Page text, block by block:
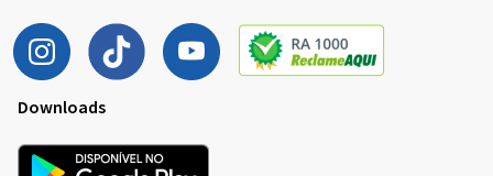
Downloads